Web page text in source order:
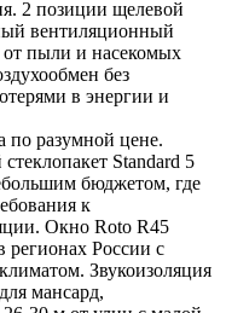
2 позиции щелевой
вентиляционный
пыли и насекомых
без
в энергии и
по разумной цене.
Standard 5
бюджетом, где
к
Окно Roto R45
регионах России с
Звукоизоляция
мансард,